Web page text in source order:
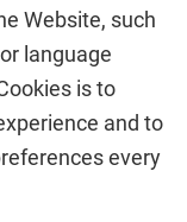
Website, such
language
is to
and to
every